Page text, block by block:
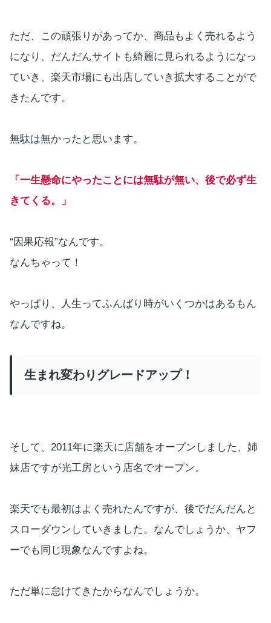
ただ、この頑張りがあってか、商品もよく売れるよう
になり、だんだんサイトも綺麗に見られるようになっ
ていき、楽天市場にも出店していき拡大することがで
きたんです。
無駄は無かったと思います。
「一生懸命にやったことには無駄が無い、後で必ず生
きてくる。」
“因果応報”なんです。
なんちゃって！
やっぱり、人生ってふんばり時がいくつかはあるもん
なんですね。
生まれ変わりグレードアップ！
そして、2011年に楽天に店舗をオープンしました、姉
妹店ですが光工房という店名でオープン。
楽天でも最初はよく売れたんですが、後でだんだんと
スローダウンしていきました。なんでしょうか、ヤフ
ーでも同じ現象なんですよね。
ただ単に怠けてきたからなんでしょうか。